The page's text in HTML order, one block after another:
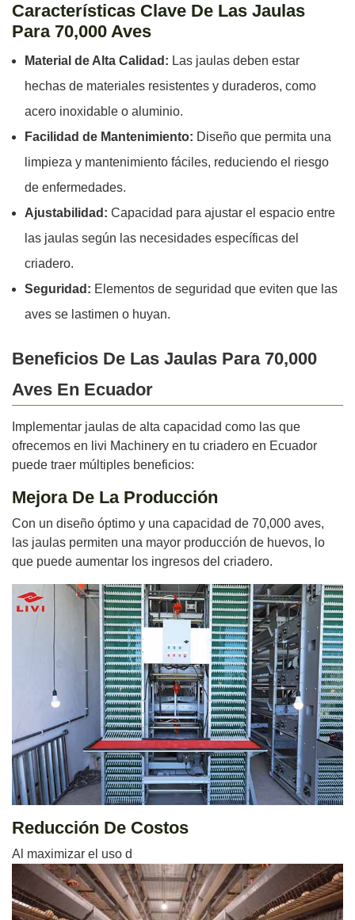
Características Clave De Las Jaulas
Para 70,000 Aves
Material de Alta Calidad: Las jaulas deben estar
hechas de materiales resistentes y duraderos, como
acero inoxidable o aluminio.
Facilidad de Mantenimiento: Diseño que permita una
limpieza y mantenimiento fáciles, reduciendo el riesgo
de enfermedades.
Ajustabilidad: Capacidad para ajustar el espacio entre
las jaulas según las necesidades específicas del
criadero.
Seguridad: Elementos de seguridad que eviten que las
aves se lastimen o huyan.
Beneficios De Las Jaulas Para 70,000
Aves En Ecuador
Implementar jaulas de alta capacidad como las que
ofrecemos en livi Machinery en tu criadero en Ecuador
puede traer múltiples beneficios:
Mejora De La Producción
Con un diseño óptimo y una capacidad de 70,000 aves,
las jaulas permiten una mayor producción de huevos, lo
que puede aumentar los ingresos del criadero.
Reducción De Costos
Al maximizar el uso d